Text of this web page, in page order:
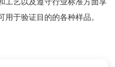
工艺以及遵守行业标准方面享
于验证目的的各种样品。